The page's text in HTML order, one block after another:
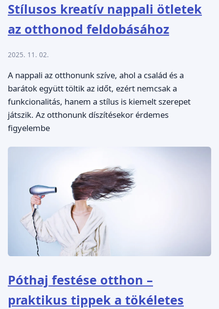
Stílusos kreatív nappali ötletek
az otthonod feldobásához
2025. 11. 02.
A nappali az otthonunk szíve, ahol a család és a
barátok együtt töltik az időt, ezért nemcsak a
funkcionalitás, hanem a stílus is kiemelt szerepet
játszik. Az otthonunk díszítésekor érdemes
figyelembe
Póthaj festése otthon –
praktikus tippek a tökéletes